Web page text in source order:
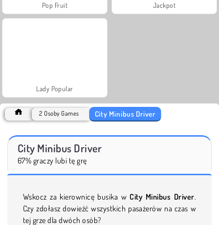
Pop Fruit Jackpot
Lady Popular
2 Osoby Games City Minibus Driver
City Minibus Driver
67% graczy lubi tę grę
Wskocz za kierownicę busika w City Minibus Driver.
Czy zdołasz dowieźć wszystkich pasażerów na czas w
tej grze dla dwóch osób?